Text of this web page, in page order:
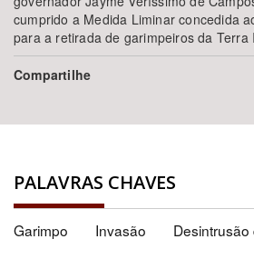
cumprido a Medida Liminar concedida
para a retirada de garimpeiros da Terra
Compartilhe
PALAVRAS CHAVES
Garimpo Invasão